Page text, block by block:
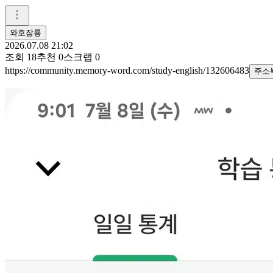
와호잠룡
2026.07.08 21:02
조회 18추천 0스크랩 0
https://community.memory-word.com/study-english/132606483 주소